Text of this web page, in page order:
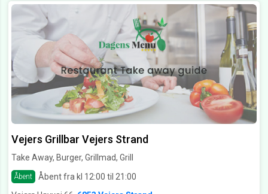
Vejers Grillbar Vejers Strand
Take Away, Burger, Grillmad, Grill
Åbent
Åbent fra kl 12:00 til 21:00